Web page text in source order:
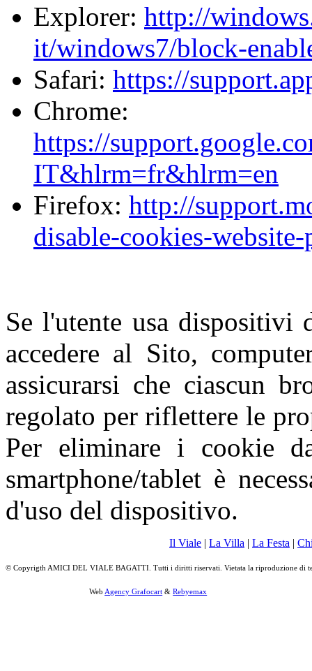
Explorer: http://
it/windows7/block-
Safari: https://
Chrome:
https://
IT&hlrm=fr&hlrm=en
Firefox: http://
disable-cookies-website-
Se l'utente usa dispositivi
accedere al Sito,
assicurarsi che ciascun
regolato per riflettere le
Per eliminare i cookie
smartphone/tablet è
d'uso del dispositivo.
Il Viale | La Villa | La Festa |
© Copyrigth AMICI DEL VIALE BAGATTI. Tutti i diritti riservati. Vietata la riproduzione di
Web Agency Grafocart &Rebyemax